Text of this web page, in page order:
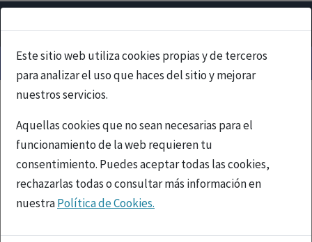
Este sitio web utiliza cookies propias y de terceros
para analizar el uso que haces del sitio y mejorar
nuestros servicios.
Aquellas cookies que no sean necesarias para el
funcionamiento de la web requieren tu
consentimiento. Puedes aceptar todas las cookies,
rechazarlas todas o consultar más información en
nuestraPolítica de Cookies.
Toda la información incluida en la Página Web está